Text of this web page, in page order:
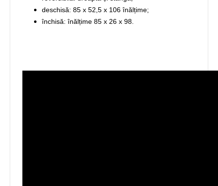
deschisă: 85 x 52,5 x 106 înălțime;
închisă: înălțime 85 x 26 x 98.